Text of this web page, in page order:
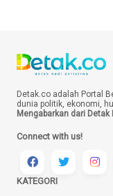
Detak.co adalah Portal
dunia politik, ekonomi,
Mengabarkan dari Detak
Connect with us!
KATEGORI